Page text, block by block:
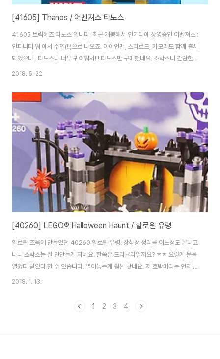
[41605] Thanos / 어벤져스 타노스
41605 브릭헤즈 타노스 입니다. 최근 개봉해서 인기리에 상영중인 어벤져스 :
인피니티 워 에서 주연(!!)으로 나오죠. 아이언맨, 스타로드, 카모라도 함께 출시
되었으나.. 타노스나 너무 귀여워서!!! 타노스만 구매했네요. 소박스니 간단한
구성. 자, 시작해 봅시다. 오, 조금 다른 조립방식이 나오네요. 팔을 살짝 안쪽으
실 브릭헤즈에 스티커 쓰면 정말 퀄리티 너무 떨어져요. 타노스다보니 보라색
이 주색. 아, 벌써 귀엽네요. 타노스에 저 표정이라니!! ㅋ 팔이 시리즈1의 헐크
와 같은 방식인데 훨씬 자연스럽습니다. 살짝 안쪽으로 넣어준 효과죠. 대망의
인피니티 건틀릿. 프린팅 브릭 수를 줄이기 위해 인피니티 스톤 6개가 한쪽면
2018. 5. 22.
[40260] LEGO® Halloween Haunt / 할로윈 유령
할로윈 즈음에 만들었던 40260 할로윈 유령. 장식장 정리를 어느정도 끝내고
나니 소박스는 잘 안만들게 되네요. 한쪽은 드라큘라일까요? ㅎㅎ 요렇게 문을
열었다 닫았다 할 수 있습니다. 열어놓는게 훨씬 낫네요. 저 호박머리는 언제 봐
도 참 재미있는 소품입니다. ^^
2018. 1. 13.
1 2 3 4